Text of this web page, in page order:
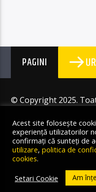
PAGINI
© Copyright 2025.
Acest site folosește
experiență utilizatorilor
confirmați că sunteți de
utilizare, politica de
cookies.
Setari Cookie
Am